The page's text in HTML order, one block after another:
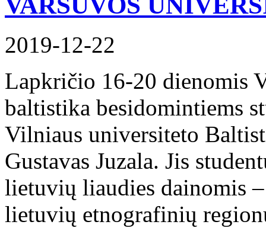
2019-12-22
Lapkričio 16-20 dienomis
baltistika besidomintiems
Vilniaus universiteto
Gustavas Juzala. Jis
lietuvių liaudies dainomis
lietuvių etnografinių